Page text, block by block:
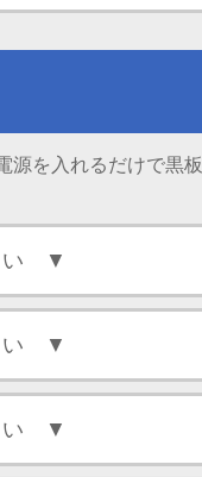
源を入れるだけで黒板